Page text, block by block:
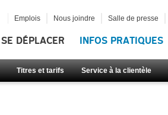
SE DÉPLACER INFOS PRATIQUES
Titres et tarifs Service à la clientèle
Emplois Nous joindre Salle de presse